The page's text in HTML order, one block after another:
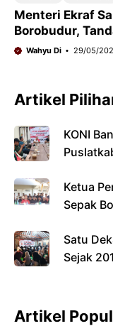
Menteri Ekraf
Borobudur,
Strategis
Wahyu Di 29/05/
Artikel
KONI
Ketua
Sepak
Satu
Sejak
Artikel